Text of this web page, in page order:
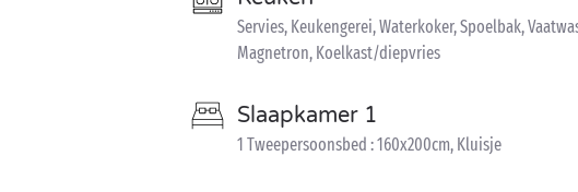
Servies, Keukengerei, Waterkoker, Spoelbak,
Magnetron, Koelkast/diepvries
Slaapkamer 1
1 Tweepersoonsbed : 160x200cm, Kluisje